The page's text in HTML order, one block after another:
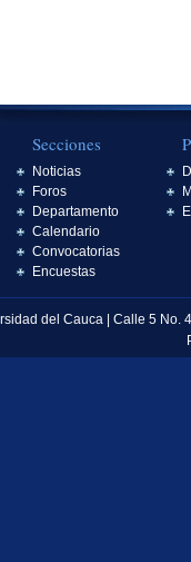
Secciones
Noticias
Foros
Departamento
Calendario
Convocatorias
Encuestas
del Cauca | Calle 5 No.